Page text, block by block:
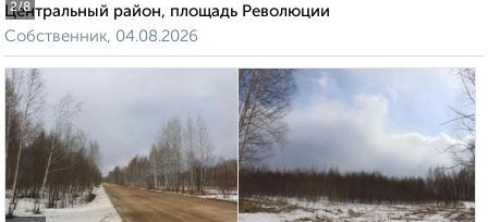
2/8
Центральный район, площадь Революции
Собственник, 04.08.2026